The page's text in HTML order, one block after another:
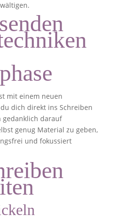
mit einem neuen
dich direkt ins Schreiben
darauf
genug Material zu geben,
und fokussiert